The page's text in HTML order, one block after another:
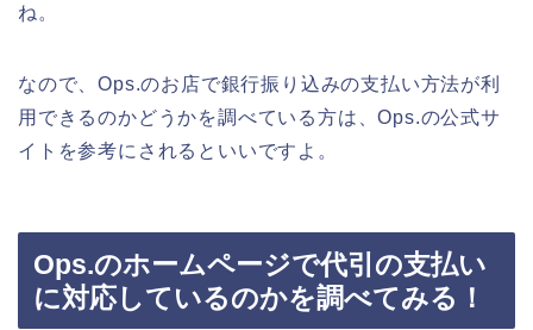
ね。
なので、Ops.のお店で銀行振り込みの支払い方法が利
用できるのかどうかを調べている方は、Ops.の公式サ
イトを参考にされるといいですよ。
Ops.のホームページで代引の支払い
に対応しているのかを調べてみる！